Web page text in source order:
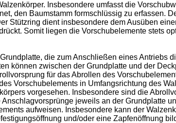
Insbesondere umfasst die
den Baumstamm formschlüssig zu erfassen.
Stützring dient insbesondere dem Ausüben
Somit liegen die Vorschubelemente stets
die zum Anschließen eines Antriebs
können zwischen der Grundplatte und der
für das Abrollen des
Vorschubelements in Umfangsrichtung des
vorgesehen. Insbesondere sind die
jeweils an der Grundplatte
aufweisen. Insbesondere kann der
und/oder eine Zapfenöffnung